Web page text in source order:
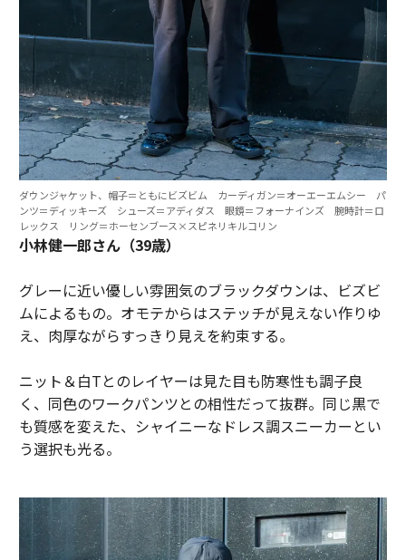
ダウンジャケット、帽子＝ともにビズビム カーディガン＝オーエーエムシー パ
ンツ＝ディッキーズ シューズ＝アディダス 眼鏡＝フォーナインズ 腕時計＝ロ
レックス リング＝ホーセンブース×スピネリキルコリン
小林健一郎さん（39歳）
グレーに近い優しい雰囲気のブラックダウンは、ビズビ
ムによるもの。オモテからはステッチが見えない作りゆ
え、肉厚ながらすっきり見えを約束する。
ニット＆白Tとのレイヤーは見た目も防寒性も調子良
く、同色のワークパンツとの相性だって抜群。同じ黒で
も質感を変えた、シャイニーなドレス調スニーカーとい
う選択も光る。